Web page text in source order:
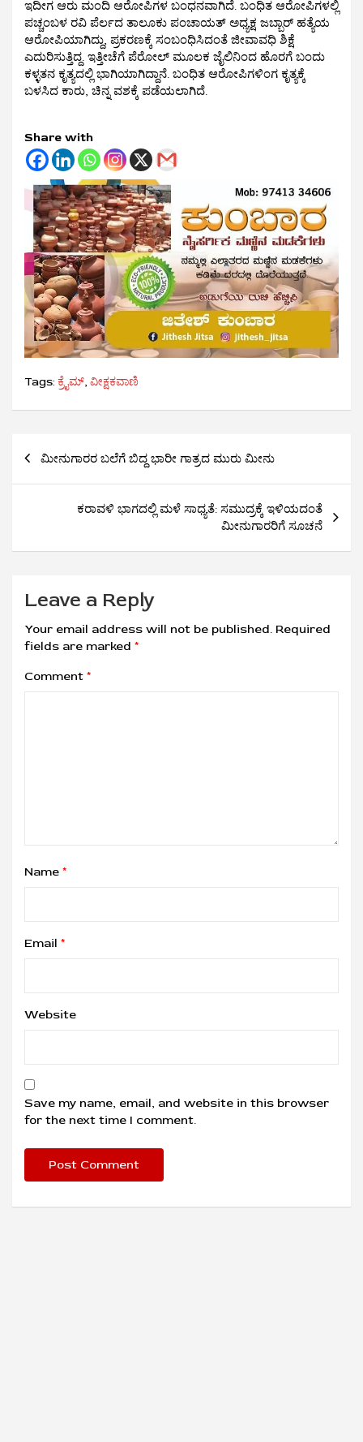
ಇದೀಗ ಆರು ಮಂದಿ ಆರೋಪಿಗಳ ಬಂಧನವಾಗಿದೆ. ಬಂಧಿತ ಆರೋಪಿಗಳಲ್ಲಿ
ಪಚ್ಚಂಬಳ ರವಿ ಪೆರ್ಲದ ತಾಲೂಕು ಪಂಚಾಯತ್ ಅಧ್ಯಕ್ಷ ಜಬ್ಬಾರ್ ಹತ್ಯೆಯ
ಆರೋಪಿಯಾಗಿದ್ದು, ಪ್ರಕರಣಕ್ಕೆ ಸಂಬಂಧಿಸಿದಂತೆ ಜೀವಾವಧಿ ಶಿಕ್ಷೆ
ಎದುರಿಸುತ್ತಿದ್ದ. ಇತ್ತೀಚೆಗೆ ಪೆರೋಲ್ ಮೂಲಕ ಜೈಲಿನಿಂದ ಹೊರಗೆ ಬಂದು
ಕಳ್ಳತನ ಕೃತ್ಯದಲ್ಲಿ ಭಾಗಿಯಾಗಿದ್ದಾನೆ. ಬಂಧಿತ ಆರೋಪಿಗಳಿಂಗ ಕೃತ್ಯಕ್ಕೆ
ಬಳಸಿದ ಕಾರು, ಚಿನ್ನ ವಶಕ್ಕೆ ಪಡೆಯಲಾಗಿದೆ.
Share with
Tags: ಕ್ರೈಮ್, ವೀಕ್ಷಕವಾಣಿ
navigation
ಮೀನುಗಾರರ ಬಲೆಗೆ ಬಿದ್ದ ಭಾರೀ ಗಾತ್ರದ ಮುರು ಮೀನು
ಕರಾವಳಿ ಭಾಗದಲ್ಲಿ ಮಳೆ ಸಾಧ್ಯತೆ: ಸಮುದ್ರಕ್ಕೆ ಇಳಿಯದಂತೆ
ಮೀನುಗಾರರಿಗೆ ಸೂಚನೆ
Leave a Reply
Your email address will not be published. Required
fields are marked *
Comment *
Name *
Email *
Website
Save my name, email, and website in this browser
for the next time I comment.